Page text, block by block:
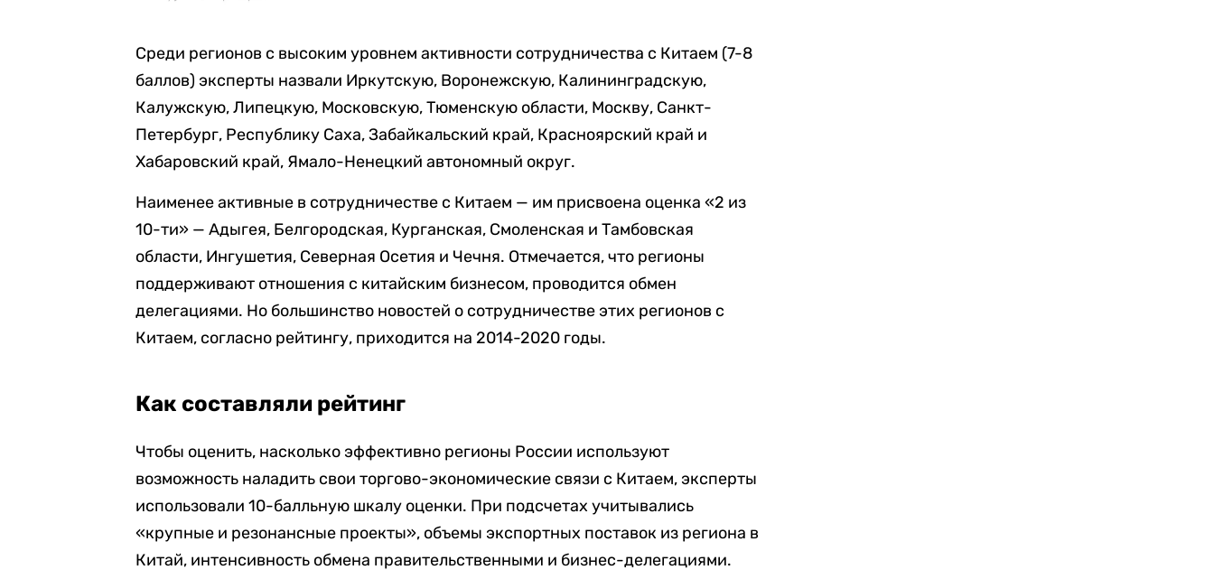
Среди регионов с высоким уровнем активности сотрудничества с Китаем (7-8
баллов) эксперты назвали Иркутскую, Воронежскую, Калининградскую,
Калужскую, Липецкую, Московскую, Тюменскую области, Москву, Санкт-
Петербург, Республику Саха, Забайкальский край, Красноярский край и
Хабаровский край, Ямало-Ненецкий автономный округ.
Наименее активные в сотрудничестве с Китаем — им присвоена оценка «2 из
10-ти» — Адыгея, Белгородская, Курганская, Смоленская и Тамбовская
области, Ингушетия, Северная Осетия и Чечня. Отмечается, что регионы
поддерживают отношения с китайским бизнесом, проводится обмен
делегациями. Но большинство новостей о сотрудничестве этих регионов с
Китаем, согласно рейтингу, приходится на 2014-2020 годы.
Как составляли рейтинг
Чтобы оценить, насколько эффективно регионы России используют
возможность наладить свои торгово-экономические связи с Китаем, эксперты
использовали 10-балльную шкалу оценки. При подсчетах учитывались
«крупные и резонансные проекты», объемы экспортных поставок из региона в
Китай, интенсивность обмена правительственными и бизнес-делегациями.